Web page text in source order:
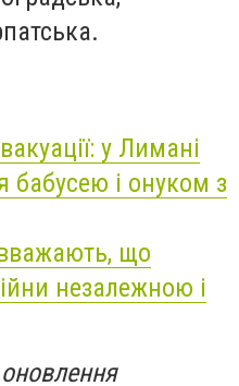
у Лимані
бабусею і онуком з
що
незалежною і